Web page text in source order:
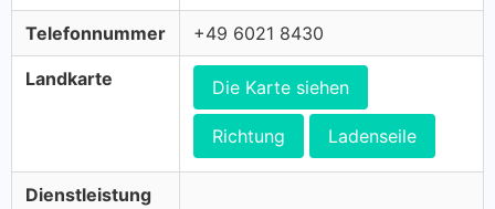
Telefonnummer +49 6021 8430
Landkarte Die Karte siehen
Richtung Ladenseile
Dienstleistung